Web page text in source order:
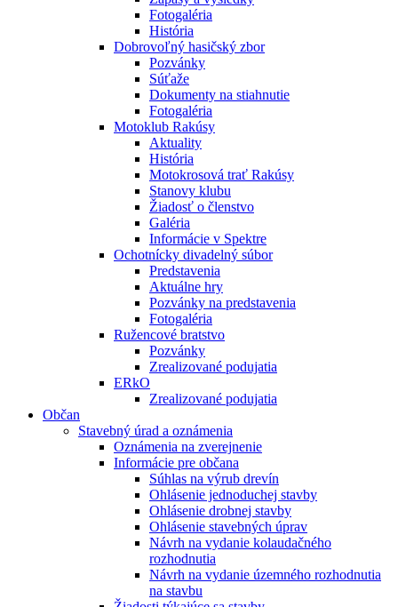
Fotogaléria
História
Dobrovoľný hasičský zbor
Pozvánky
Súťaže
Dokumenty na stiahnutie
Fotogaléria
Motoklub Rakúsy
Aktuality
História
Motokrosová trať Rakúsy
Stanovy klubu
Žiadosť o členstvo
Galéria
Informácie v Spektre
Ochotnícky divadelný súbor
Predstavenia
Aktuálne hry
Pozvánky na predstavenia
Fotogaléria
Ružencové bratstvo
Pozvánky
Zrealizované podujatia
ERkO
Zrealizované podujatia
Občan
Stavebný úrad a oznámenia
Oznámenia na zverejnenie
Informácie pre občana
Súhlas na výrub drevín
Ohlásenie jednoduchej stavby
Ohlásenie drobnej stavby
Ohlásenie stavebných úprav
Návrh na vydanie kolaudačného
rozhodnutia
Návrh na vydanie územného rozhodnutia
na stavbu